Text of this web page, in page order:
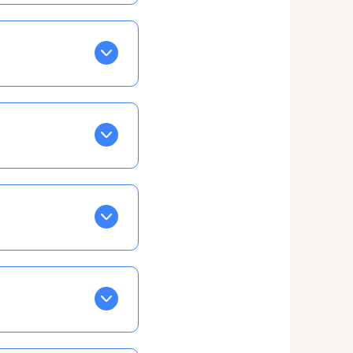
Tapez sur celle
EN VERT
la semaine, mais
ainsi vous
taux horaire
confirmations par
ce qui ne vous
à cet effet